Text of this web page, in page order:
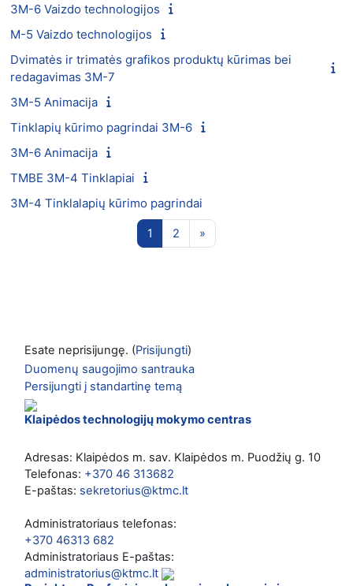
3M-6 Vaizdo technologijos
M-5 Vaizdo technologijos
Dvimatės ir trimatės grafikos produktų kūrimas bei
redagavimas 3M-7
3M-5 Animacija
Tinklapių kūrimo pagrindai 3M-6
3M-6 Animacija
TMBE 3M-4 Tinklapiai
3M-4 Tinklalapių kūrimo pagrindai
1 1 puslapis
2 2 puslapis
»
Esate neprisijungę. (Prisijungti)
Duomenų saugojimo santrauka
Persijungti į standartinę temą
Klaipėdos technologijų mokymo centras
Adresas: Klaipėdos m. sav. Klaipėdos m. Puodžių g. 10
Telefonas: +370 46 313682
E-paštas: sekretorius@ktmc.lt
Administratoriaus telefonas:
+370 46313 682
Administratoriaus E-paštas:
administratorius@ktmc.lt